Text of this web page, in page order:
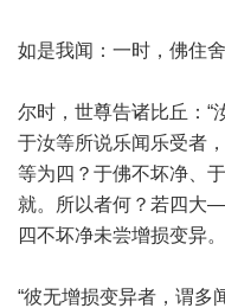
如是我闻：一时，佛住
尔时，世尊告诸比丘：“
于汝等所说乐闻乐受者
等为四？于佛不坏净、
就。所以者何？若四大
四不坏净未尝增损变异。
“彼无增损变异者，谓多